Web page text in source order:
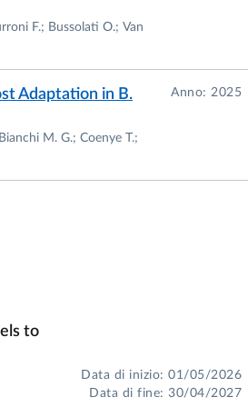
Facoltà di Medicina e
Centrale Medica
di Ateneo
dei Professori
delega alla firma)
del Senato Accademico
F.; Bussolati O.; Van
Adaptation in B.
M. G.; Coenye T.;
Anno: 2025
to
Data di inizio: 01/05/2026
Data di fine: 30/04/2027